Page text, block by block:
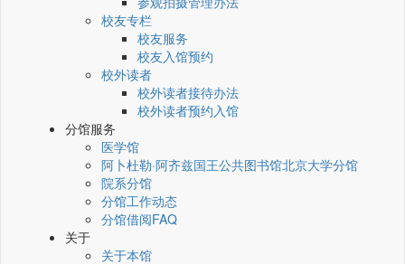
校友专栏
校友服务
校友入馆预约
校外读者
校外读者接待办法
校外读者预约入馆
分馆服务
医学馆
阿卜杜勒·阿齐兹国王公共图书馆北京大学分馆
院系分馆
分馆工作动态
分馆借阅FAQ
关于
关于本馆